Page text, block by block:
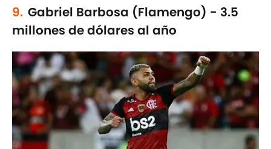
9. Gabriel Barbosa (Flamengo) - 3.5
millones de dólares al año